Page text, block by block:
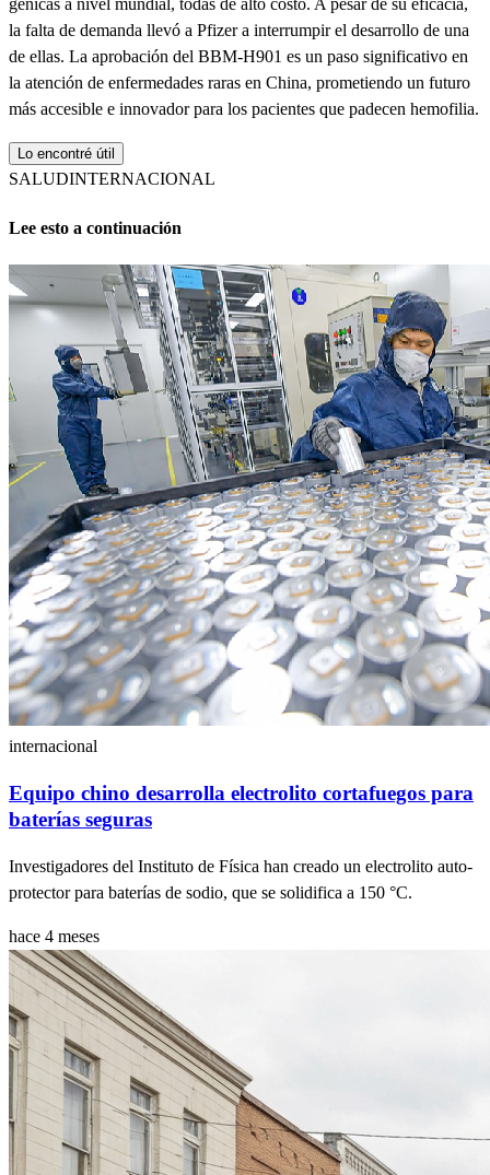
la falta de demanda llevó a Pfizer a interrumpir el desarrollo de una
de ellas. La aprobación del BBM-H901 es un paso significativo en
la atención de enfermedades raras en China, prometiendo un futuro
más accesible e innovador para los pacientes que padecen hemofilia.
Lo encontré útil
SALUDINTERNACIONAL
Lee esto a continuación
internacional
Equipo chino desarrolla electrolito cortafuegos para
baterías seguras
Investigadores del Instituto de Física han creado un electrolito auto-
protector para baterías de sodio, que se solidifica a 150 °C.
hace 4 meses